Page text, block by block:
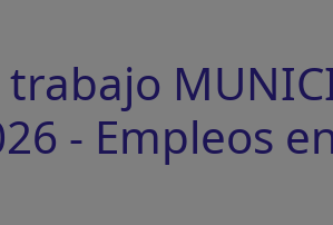
- Empleos